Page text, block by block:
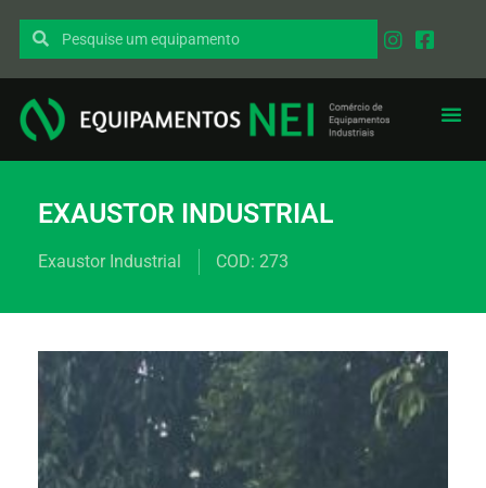
EXAUSTOR INDUSTRIAL
Exaustor Industrial COD: 273